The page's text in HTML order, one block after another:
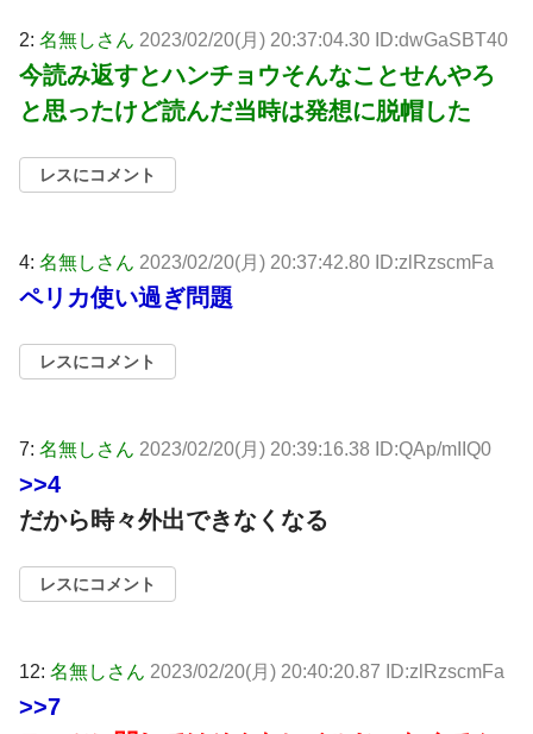
2: 名無しさん 2023/02/20(月) 20:37:04.30 ID:dwGaSBT40
今読み返すとハンチョウそんなことせんやろ
と思ったけど読んだ当時は発想に脱帽した
レスにコメント
4: 名無しさん 2023/02/20(月) 20:37:42.80 ID:zlRzscmFa
ペリカ使い過ぎ問題
レスにコメント
7: 名無しさん 2023/02/20(月) 20:39:16.38 ID:QAp/mIIQ0
>>4
だから時々外出できなくなる
レスにコメント
12: 名無しさん 2023/02/20(月) 20:40:20.87 ID:zlRzscmFa
>>7